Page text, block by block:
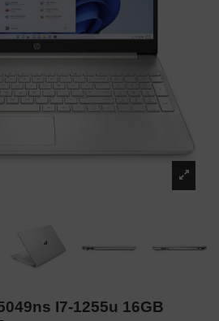
I7-1255u 16GB